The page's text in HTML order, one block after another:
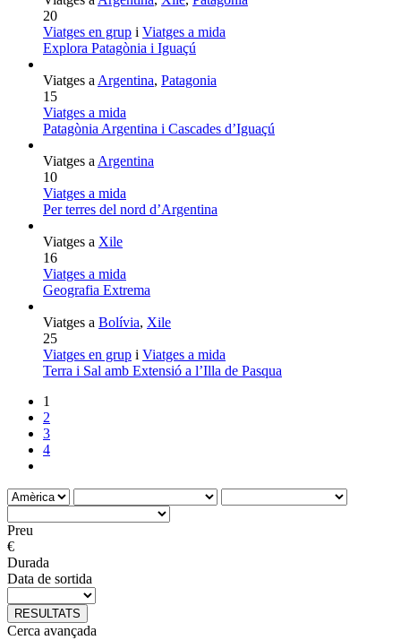
20
Viatges en grup i Viatges a mida
Explora Patagònia i Iguaçú
Viatges a Argentina, Patagonia
15
Viatges a mida
Patagònia Argentina i Cascades d’Iguaçú
Viatges a Argentina
10
Viatges a mida
Per terres del nord d’Argentina
Viatges a Xile
16
Viatges a mida
Geografia Extrema
Viatges a Bolívia, Xile
25
Viatges en grup i Viatges a mida
Terra i Sal amb Extensió a l’Illa de Pasqua
1
2
3
4
Preu
€
Durada
Data de sortida
RESULTATS
Cerca avançada